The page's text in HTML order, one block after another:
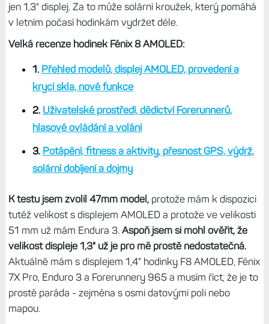
jen 1,3" displej. Za to může solární kroužek, který pomáhá
v letním počasí hodinkám vydržet déle.
Velká recenze hodinek Fénix 8 AMOLED:
1. Přehled modelů, displej AMOLED, provedení a
krycí skla, nové funkce
2. Uživatelské prostředí, dědictví Forerunnerů,
hlasové ovládání a volání
3. Potápění, fitness a aktivity, přesnost GPS, výdrž,
solární dobíjení a dojmy
K testu jsem zvolil 47mm model,protože mám k dispozici
tutéž velikost s displejem AMOLED a protože ve velikosti
51 mm už mám Endura 3. Aspoň jsem si mohl ověřit, že
velikost displeje 1,3" už je pro mě prostě nedostatečná.
Aktuálně mám s displejem 1,4" hodinky F8 AMOLED, Fénix
7X Pro, Enduro 3 a Forerunnery 965 a musím říct, že je to
prostě paráda - zejména s osmi datovými poli nebo
mapou.